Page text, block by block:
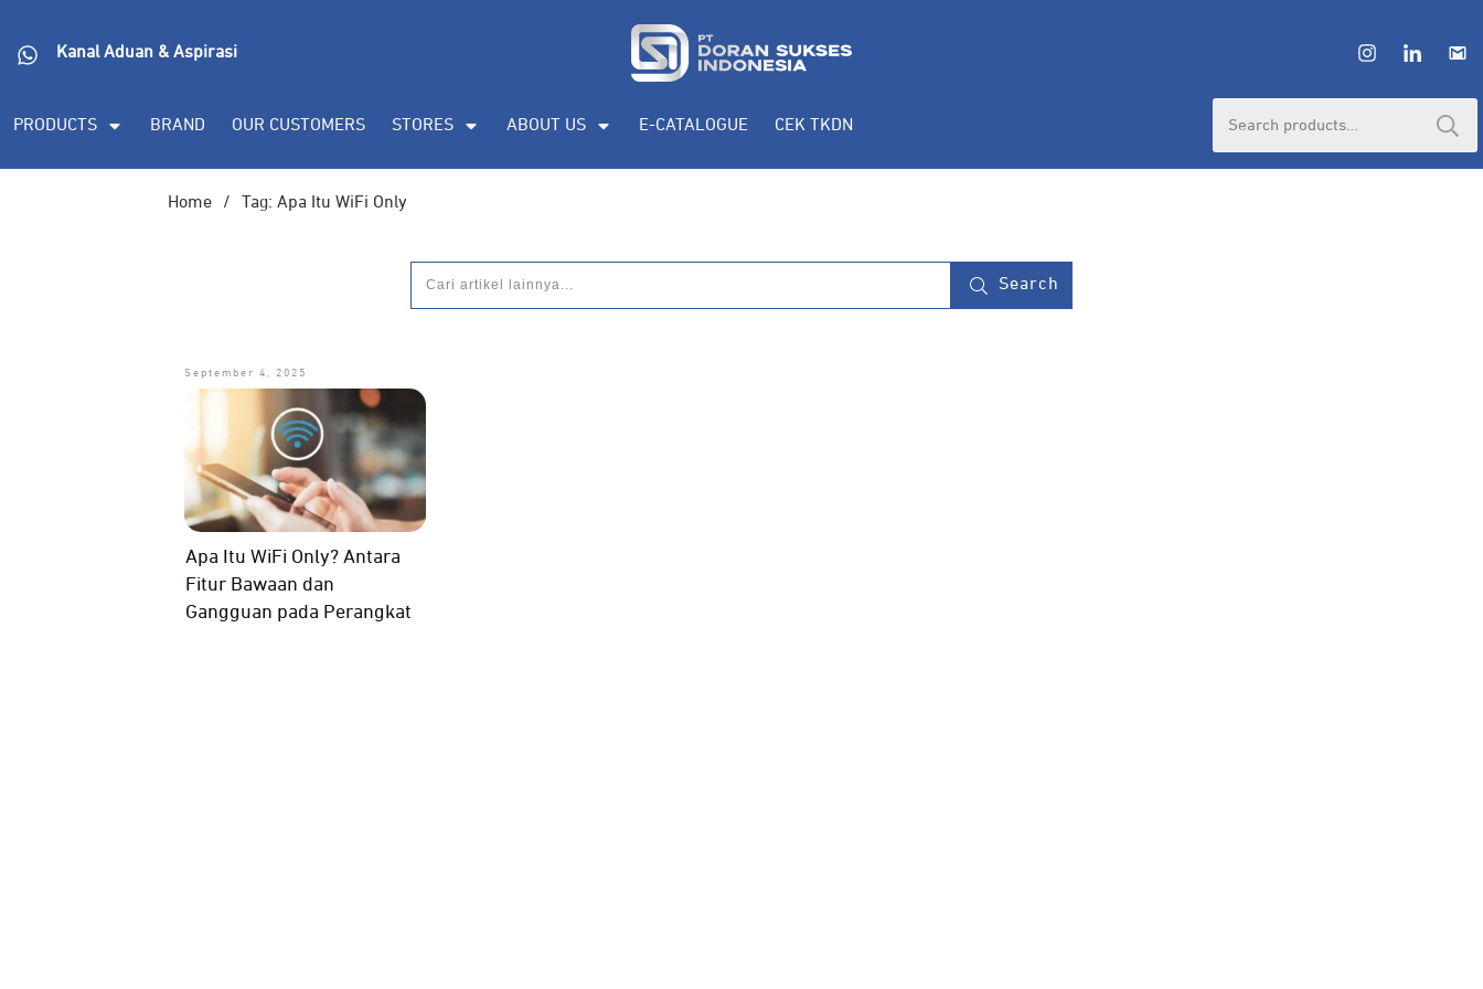
Kanal Aduan & Aspirasi
PRODUCTS BRAND OUR CUSTOMERS STORES ABOUT US E-CATALOGUE CEK TKDN
Home / Tag: Apa Itu WiFi Only
Search
September 4, 2025
Apa Itu WiFi Only? Antara
Fitur Bawaan dan
Gangguan pada Perangkat